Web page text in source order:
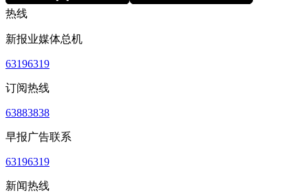
热线
新报业媒体总机
63196319
订阅热线
63883838
早报广告联系
63196319
新闻热线